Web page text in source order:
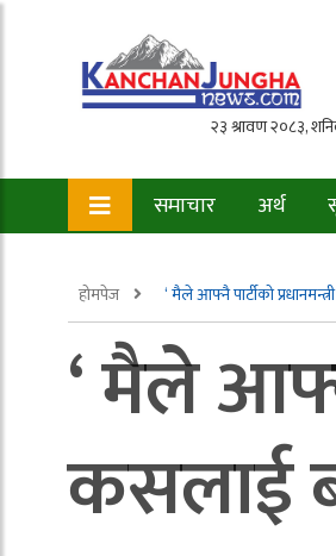
समाचार अर्थ
होमपेज ‘ मैले आफ्नै पार्टीको
‘ मैले
कसलाई